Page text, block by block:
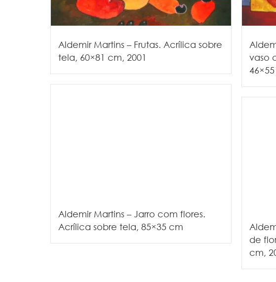
Aldemir Martins – Frutas. Acrílica sobre
tela, 60×81 cm, 2001
vaso
Aldemir Martins – Jarro com flores.
Acrílica sobre tela, 85×35 cm
de
cm,